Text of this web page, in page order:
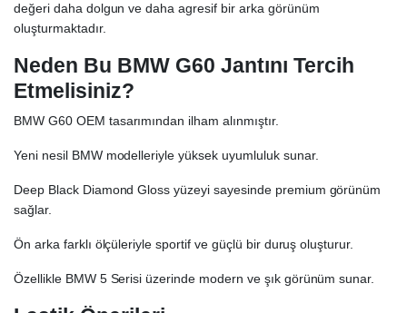
değeri daha dolgun ve daha agresif bir arka görünüm
oluşturmaktadır.
Neden Bu BMW G60 Jantını Tercih
Etmelisiniz?
BMW G60 OEM tasarımından ilham alınmıştır.
Yeni nesil BMW modelleriyle yüksek uyumluluk sunar.
Deep Black Diamond Gloss yüzeyi sayesinde premium görünüm
sağlar.
Ön arka farklı ölçüleriyle sportif ve güçlü bir duruş oluşturur.
Özellikle BMW 5 Serisi üzerinde modern ve şık görünüm sunar.